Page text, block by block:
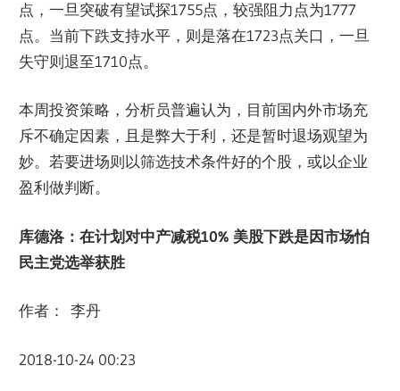
点，一旦突破有望试探1755点，较强阻力点为1777
点。当前下跌支持水平，则是落在1723点关口，一旦
失守则退至1710点。
本周投资策略，分析员普遍认为，目前国内外市场充
斥不确定因素，且是弊大于利，还是暂时退场观望为
妙。若要进场则以筛选技术条件好的个股，或以企业
盈利做判断。
库德洛：在计划对中产减税10% 美股下跌是因市场怕
民主党选举获胜
作者： 李丹
2018-10-24 00:23